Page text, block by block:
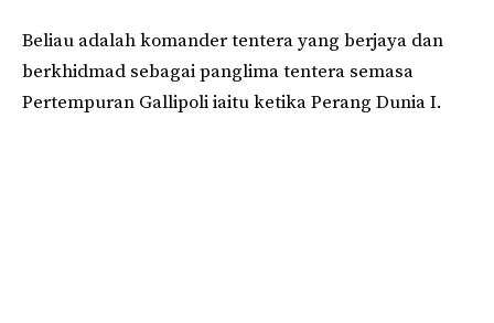
Beliau adalah komander tentera yang berjaya dan
berkhidmad sebagai panglima tentera semasa
Pertempuran Gallipoli iaitu ketika Perang Dunia I.